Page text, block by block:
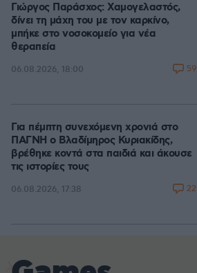
Γιώργος Παράσχος: Χαμογελαστός,
δίνει τη μάχη του με τον καρκίνο,
μπήκε στο νοσοκομείο για νέα
θεραπεία
06.08.2026, 18:00 59
Για πέμπτη συνεχόμενη χρονιά στο
ΠΑΓΝΗ ο Βλαδίμηρος Κυριακίδης,
βρέθηκε κοντά στα παιδιά και άκουσε
τις ιστορίες τους
06.08.2026, 17:38 22